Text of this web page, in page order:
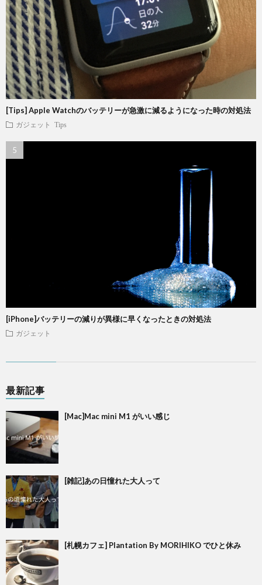
[Tips] Apple Watchのバッテリーが急激に減るようになった時の対処法
ガジェット Tips
[iPhone]バッテリーの減りが異様に早くなったときの対処法
ガジェット
最新記事
[Mac]Mac mini M1 がいい感じ
[雑記]あの日憧れた大人って
[札幌カフェ] Plantation By MORIHIKO でひと休み